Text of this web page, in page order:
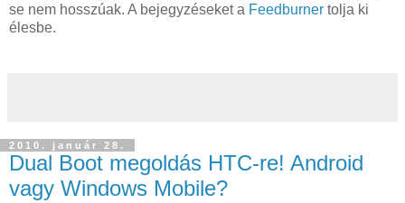
se nem hosszúak. A bejegyzéseket a Feedburner tolja ki
élesbe.
2010. január 28.
Dual Boot megoldás HTC-re! Android
vagy Windows Mobile?